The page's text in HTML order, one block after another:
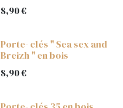
8,90€
Porte- clés " Sea sex and
Breizh " en bois
8,90€